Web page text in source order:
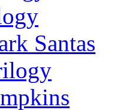
Santas